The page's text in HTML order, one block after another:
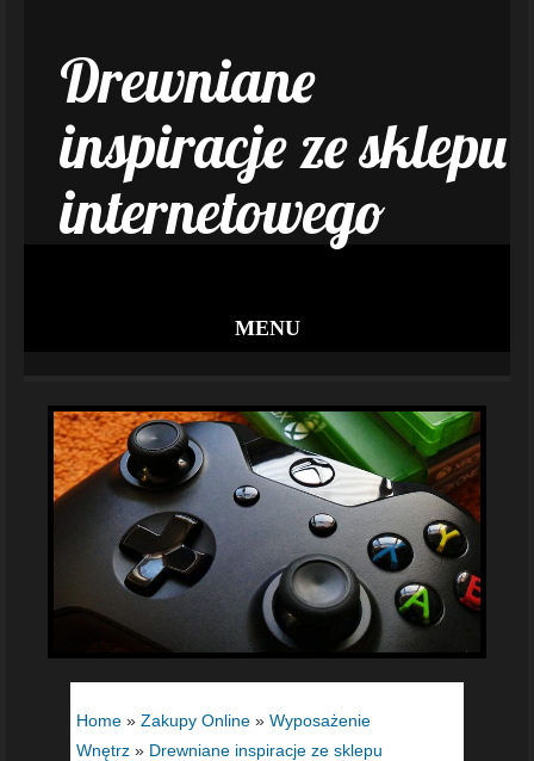
Drewniane
inspiracje ze sklepu
internetowego
MENU
Home » Zakupy Online » Wyposażenie
Wnętrz » Drewniane inspiracje ze sklepu